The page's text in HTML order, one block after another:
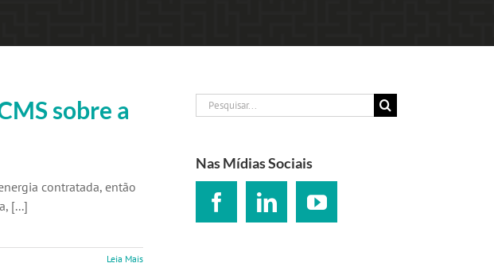
sobre a
contratada, então
[...]
Leia Mais
Buscar
resultados
Nas Mídias Sociais